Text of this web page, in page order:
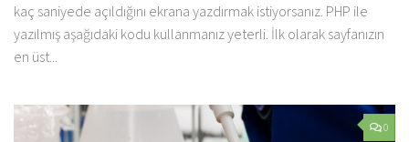
kaç saniyede açıldığını ekrana yazdırmak istiyorsanız. PHP ile
yazılmış aşağıdaki kodu kullanmanız yeterli. İlk olarak sayfanızın
en üst...
0